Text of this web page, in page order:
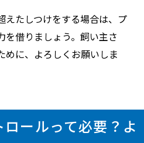
えたしつけをする場合は、プ
を借りましょう。飼い主さ
めに、よろしくお願いしま
ールって必要？よ